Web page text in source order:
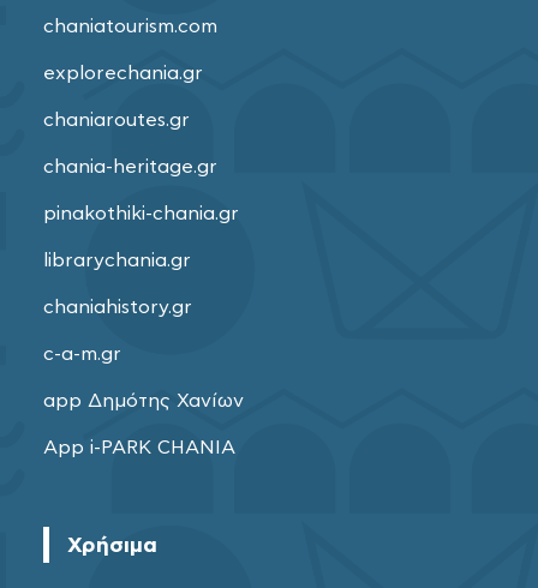
chaniatourism.com
explorechania.gr
chaniaroutes.gr
chania-heritage.gr
pinakothiki-chania.gr
librarychania.gr
chaniahistory.gr
c-a-m.gr
app Δημότης Χανίων
App i-PARK CHANIA
Χρήσιμα